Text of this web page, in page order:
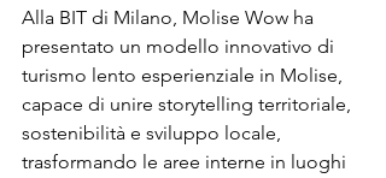
Alla BIT di Milano, Molise Wow ha
presentato un modello innovativo di
turismo lento esperienziale in Molise,
capace di unire storytelling territoriale,
sostenibilità e sviluppo locale,
trasformando le aree interne in luoghi